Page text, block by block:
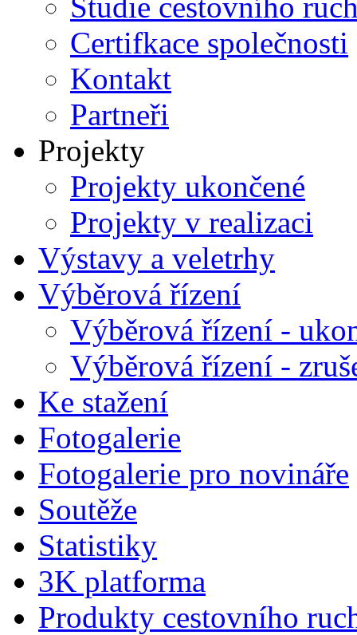
Certifkace společnosti
Kontakt
Partneři
Projekty
Projekty ukončené
Projekty v realizaci
Výstavy a veletrhy
Výběrová řízení
Výběrová řízení -
Výběrová řízení -
Ke stažení
Fotogalerie
Fotogalerie pro novináře
Soutěže
Statistiky
3K platforma
Produkty cestovního